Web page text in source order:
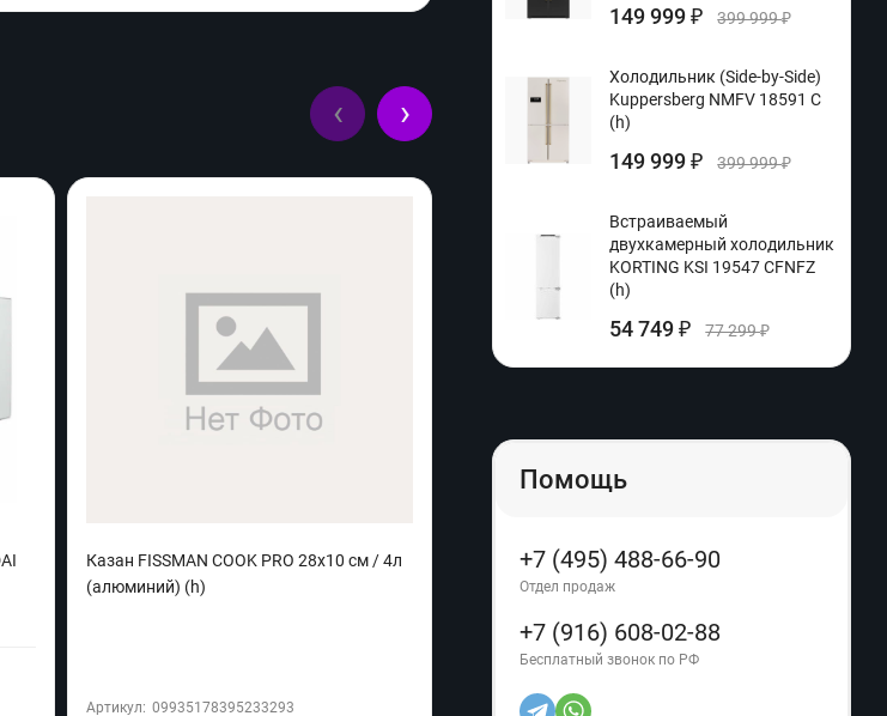
Казан FISSMAN COOK PRO 28x10 см / 4л
(алюминий) (h)
Артикул: 09935178395233293
Микроволновая печь Comfee
CMW207M02W (q)
Производитель: Comfee
Артикул: 07602
‹ ›
149 999₽ 399 999₽
Холодильник (Side-by-Side)
Kuppersberg NMFV 18591 C
(h)
149 999₽ 399 999₽
Встраиваемый
двухкамерный холодильник
KORTING KSI 19547 CFNFZ
(h)
54 749₽ 77 299₽
Помощь
+7 (495) 488-66-90
Отдел продаж
+7 (916) 608-02-88
Бесплатный звонок по РФ